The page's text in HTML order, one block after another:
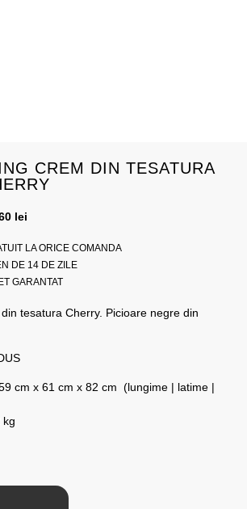
CREM DIN TESATURA
lei
LA ORICE COMANDA
DE 14 DE ZILE
GARANTAT
tesatura Cherry. Picioare negre din
cm x 61 cm x 82 cm (lungime | latime |
kg